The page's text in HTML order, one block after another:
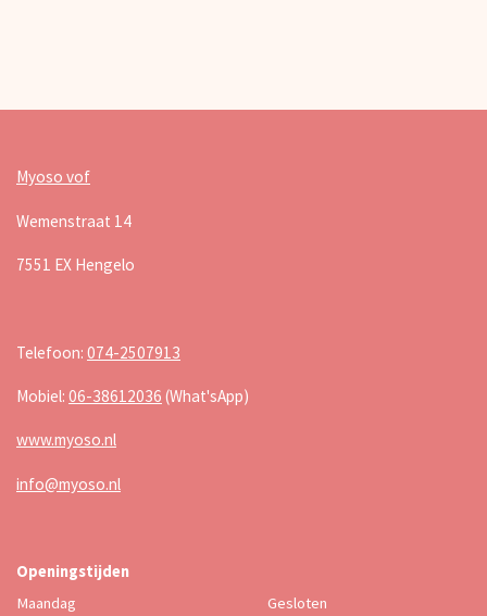
Myoso vof
Wemenstraat 14
7551 EX Hengelo
Telefoon: 074-2507913
Mobiel: 06-38612036 (What'sApp)
www.myoso.nl
info@myoso.nl
Openingstijden
Maandag
Gesloten